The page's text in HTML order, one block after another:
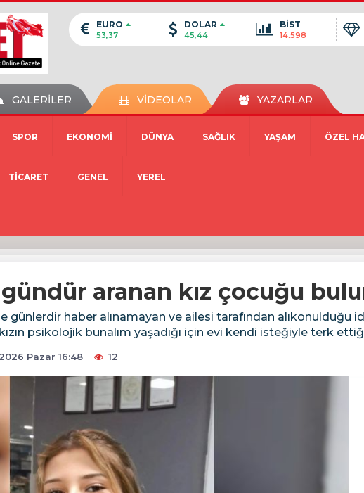
EURO
53,37
DOLAR
45,44
BİST
14.598
GALERİLER VİDEOLAR YAZARLAR
SPOR EKONOMİ DÜNYA SAĞLIK YAŞAM ÖZEL
TİCARET GENEL YEREL
gündür aranan kız çocuğu
günlerdir haber alınamayan ve ailesi tarafından alıkonulduğu
psikolojik bunalım yaşadığı için evi kendi isteğiyle terk
Pazar 16:48 12